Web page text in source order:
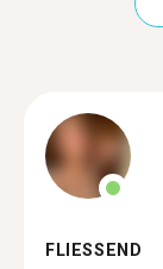
FLIESSEND